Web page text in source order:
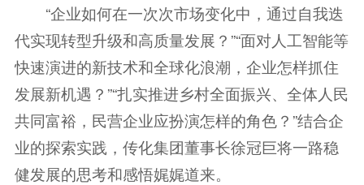
“企业如何在一次次市场变化中，通过自我迭
代实现转型升级和高质量发展？”“面对人工智能等
快速演进的新技术和全球化浪潮，企业怎样抓住
发展新机遇？”“扎实推进乡村全面振兴、全体人民
共同富裕，民营企业应扮演怎样的角色？”结合企
业的探索实践，传化集团董事长徐冠巨将一路稳
健发展的思考和感悟娓娓道来。